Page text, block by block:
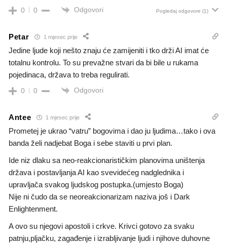
0 0 Odgovori Pogledaj odgovore (1)
Petar 1 mjesec prije
Jedine ljude koji nešto znaju će zamijeniti i tko drži AI imat će
totalnu kontrolu. To su prevažne stvari da bi bile u rukama
pojedinaca, država to treba regulirati.
0 0 Odgovori
Antee 1 mjesec prije
Prometej je ukrao “vatru” bogovima i dao ju ljudima…tako i ova
banda želi nadjebat Boga i sebe staviti u prvi plan.
Ide niz dlaku sa neo-reakcionarističkim planovima uništenja
država i postavljanja AI kao svevidećeg nadglednika i
upravljača svakog ljudskog postupka.(umjesto Boga)
Nije ni čudo da se neoreakcionarizam naziva još i Dark
Enlightenment.
A ovo su njegovi apostoli i crkve. Krivci gotovo za svaku
patnju,pljačku, zagađenje i izrabljivanje ljudi i njihove duhovne